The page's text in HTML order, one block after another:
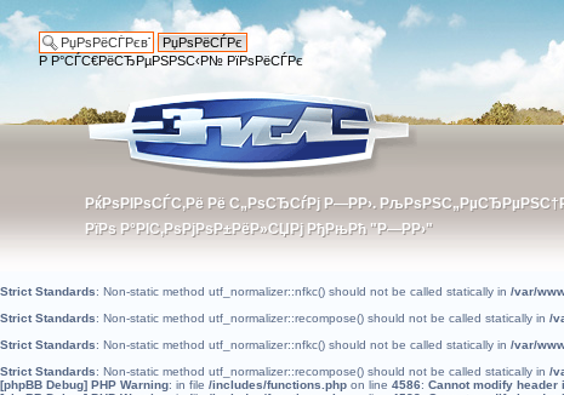
Strict Standards: Non-static method utf_normalizer::nfkc() should not be called statically in /var/
Strict Standards: Non-static method utf_normalizer::recompose() should not be called statically in /
Strict Standards: Non-static method utf_normalizer::nfkc() should not be called statically in /var/
Strict Standards: Non-static method utf_normalizer::recompose() should not be called statically in /
[phpBB Debug] PHP Warning: in file /includes/functions.php on line 4586: Cannot modify header
РќРѕРІРѕСЃС‚Рё Рё С„РѕСЂСѓРј Р—РР›.
РїРѕ Р°РІС‚РѕРјРѕР±РёР»СЏРј РђРњРћ "Р—РР›"
РќРѕРІРѕСЃС‚Рё Рё С„РѕСЂСѓРј Р—РР›.
РїРѕ Р°РІС‚РѕРјРѕР±РёР»СЏРј РђРњРћ "Р—РР›"
Р Р°СЃС€РёСЂРµРЅРЅС‹Р№ РїРѕРёСЃРє